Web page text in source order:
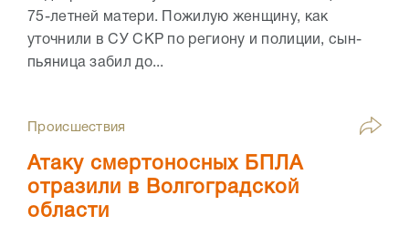
75-летней матери. Пожилую женщину, как
уточнили в СУ СКР по региону и полиции, сын-
пьяница забил до...
Происшествия
Атаку смертоносных БПЛА
отразили в Волгоградской
области